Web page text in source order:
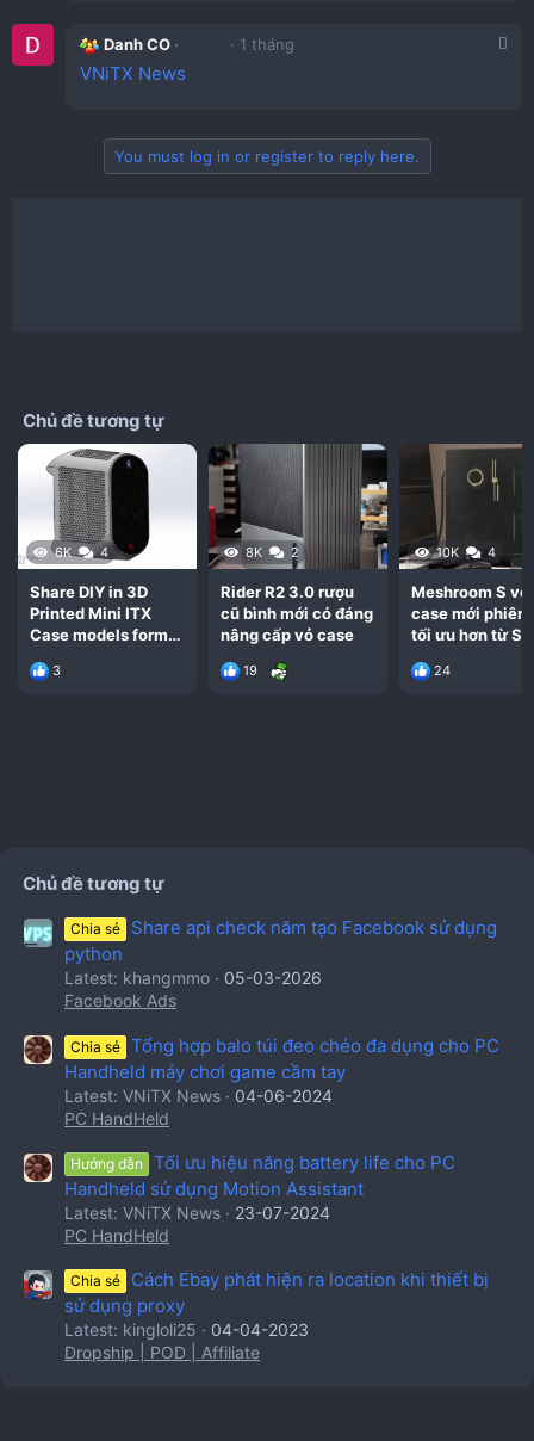
Danh CO 1 tháng
VNiTX News
You must log in or register to reply here.
Chủ đề tương tự
6K 4
Share DIY in 3D
Printed Mini ITX
Case models form
3
8K 2
Rider R2 3.0 rượu
cũ bình mới có đáng
nâng cấp vỏ case
19
10K 4
Meshroom S vỏ
case mới phiên
tối ưu hơn từ
24
Chủ đề tương tự
Chia sẻ
Share api check năm tạo Facebook sử dụng
python
Latest: khangmmo
05-03-2026
Facebook Ads
Chia sẻ
Tổng hợp balo túi đeo chéo đa dụng cho PC
Handheld máy chơi game cầm tay
Latest: VNiTX News
04-06-2024
PC HandHeld
Hướng dẫn
Tối ưu hiệu năng battery life cho PC
Handheld sử dụng Motion Assistant
Latest: VNiTX News
23-07-2024
PC HandHeld
Chia sẻ
Cách Ebay phát hiện ra location khi thiết bị
sử dụng proxy
Latest: kingloli25
04-04-2023
Dropship | POD | Affiliate